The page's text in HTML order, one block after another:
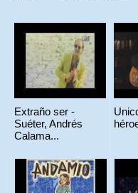
Extraño ser -
Suéter, Andrés
Calama...